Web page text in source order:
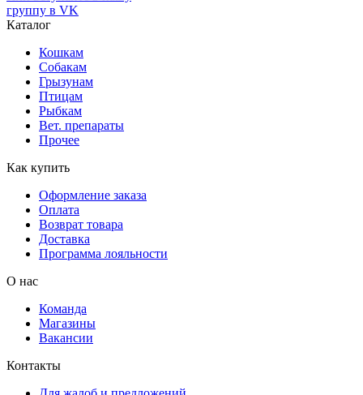
группу в VK
Каталог
Кошкам
Собакам
Грызунам
Птицам
Рыбкам
Вет. препараты
Прочее
Как купить
Оформление заказа
Оплата
Возврат товара
Доставка
Программа лояльности
О нас
Команда
Магазины
Вакансии
Контакты